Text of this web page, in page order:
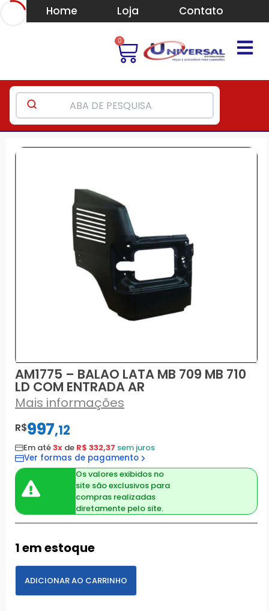
Home Loja Contato
0
AM1775 – BALAO LATA MB 709 MB 710
LD COM ENTRADA AR
Mais informações
R$997,12
Em até3x de R$ 332,37 sem juros
Ver formas de pagamento
Os valores exibidos no
site são exclusivos para
compras realizadas
diretamente pelo site.
1 em estoque
ADICIONAR AO CARRINHO